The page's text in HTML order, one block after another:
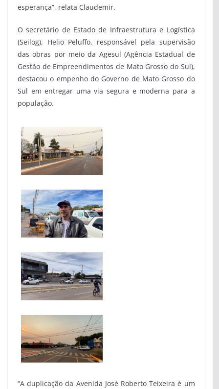
esperança”, relata Claudemir.
O secretário de Estado de Infraestrutura e Logística
(Seilog), Helio Peluffo, responsável pela supervisão
das obras por meio da Agesul (Agência Estadual de
Gestão de Empreendimentos de Mato Grosso do Sul),
destacou o empenho do Governo de Mato Grosso do
Sul em entregar uma via segura e moderna para a
população.
“A duplicação da Avenida José Roberto Teixeira é um